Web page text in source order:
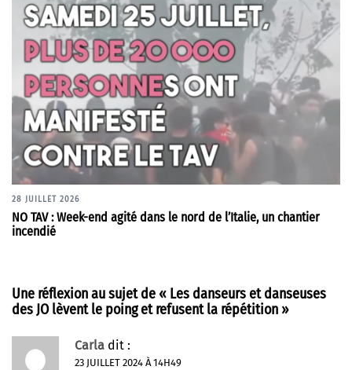
28 JUILLET 2026
NO TAV : Week-end agité dans le nord de l’Italie, un chantier
incendié
Une réflexion au sujet de « Les danseurs et danseuses
des JO lèvent le poing et refusent la répétition »
Carla dit :
23 JUILLET 2024 À 14H49